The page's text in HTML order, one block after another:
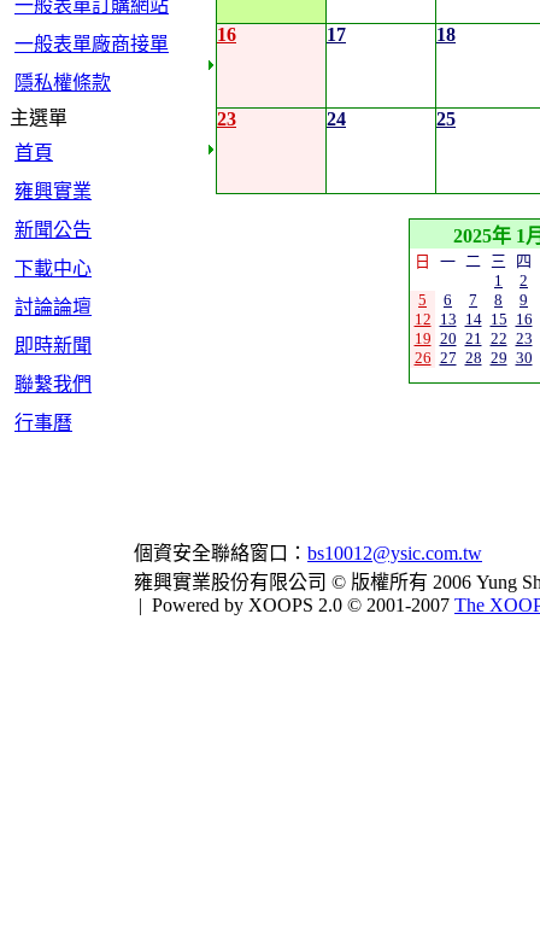
一般表單訂購網站
一般表單廠商接單
隱私權條款
主選單
首頁
雍興實業
新聞公告
下載中心
討論論壇
即時新聞
聯繫我們
行事曆
16 17 18
23 24 25
2025年 1
日 一 二 三
四
1
2
5
6 7 8
9
12 13 14 15 16
19 20 21 22 23
26 27 28 29 30
個資安全聯絡窗口： bs10012@ysic.com.tw
雍興實業股份有限公司 © 版權所有 2006 Yung
| Powered by XOOPS 2.0 © 2001-2007 The